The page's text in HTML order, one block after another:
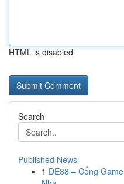
HTML is disabled
Search
Published News
1 DE88 – Cổng